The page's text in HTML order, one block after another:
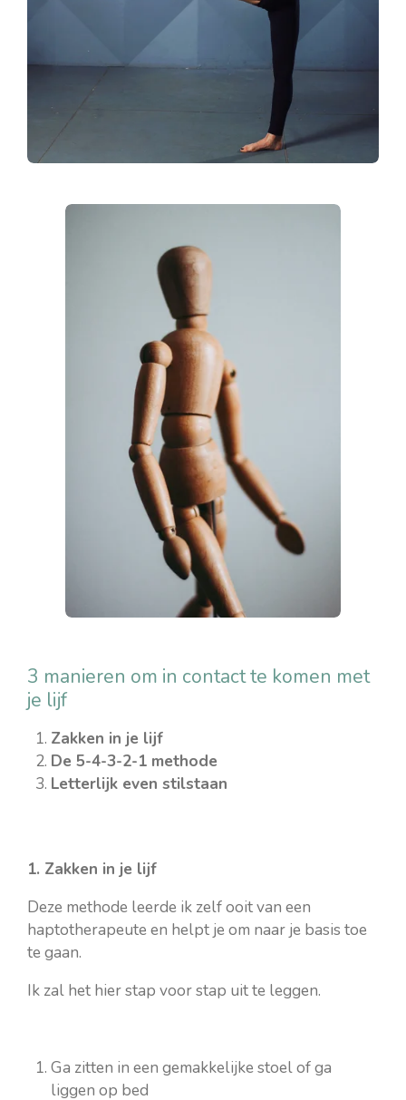
3 manieren om in contact te komen met
je lijf
Zakken in je lijf
De 5-4-3-2-1 methode
Letterlijk even stilstaan
1. Zakken in je lijf
Deze methode leerde ik zelf ooit van een
haptotherapeute en helpt je om naar je basis toe
te gaan.
Ik zal het hier stap voor stap uit te leggen.
Ga zitten in een gemakkelijke stoel of ga
liggen op bed